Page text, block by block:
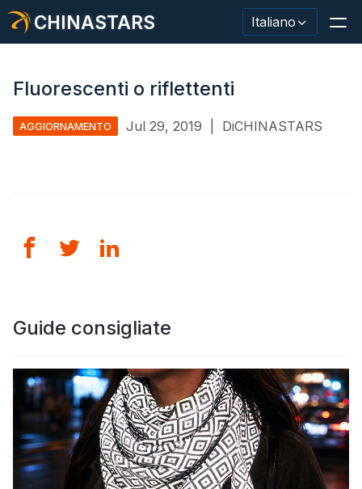
CHINASTARS Italiano
Materiale/nastro riflettente
Materiale che si illumina al buio
Nuovo prodotto
Certificato
Catalogare
Video
Contatto
Fluorescenti o riflettenti
AGGIORNAMENTO Jul 29, 2019 DiCHINASTARS
Guide consigliate